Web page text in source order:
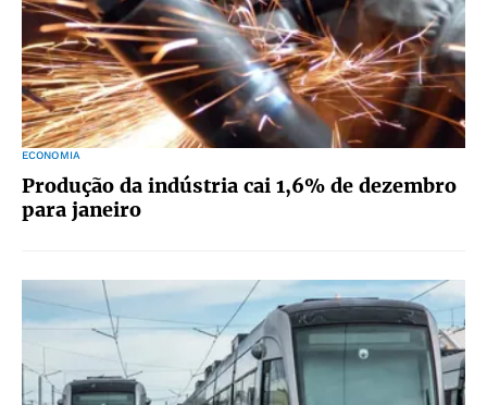
ECONOMIA
Produção da indústria cai 1,6% de dezembro
para janeiro